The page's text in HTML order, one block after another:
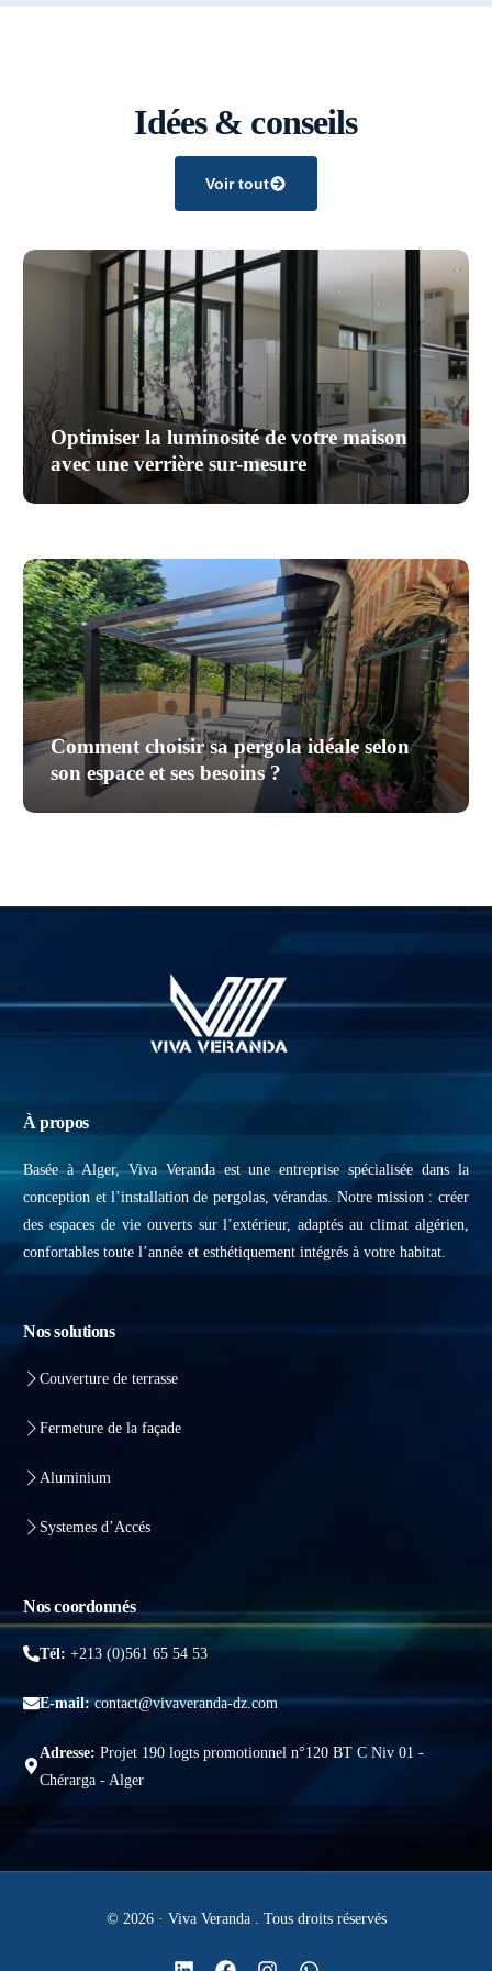
Idées & conseils
Voir tout
Optimiser la luminosité de votre maison
avec une verrière sur-mesure
Comment choisir sa pergola idéale selon
son espace et ses besoins ?
À propos
Basée à Alger, Viva Veranda est une entreprise spécialisée dans la
conception et l’installation de pergolas, vérandas. Notre mission : créer
des espaces de vie ouverts sur l’extérieur, adaptés au climat algérien,
confortables toute l’année et esthétiquement intégrés à votre habitat.
Nos solutions
Couverture de terrasse
Fermeture de la façade
Aluminium
Systemes d’Accés
Nos coordonnés
Tél:+213 (0)561 65 54 53
E-mail:contact@vivaveranda-dz.com
Adresse:Projet 190 logts promotionnel n°120 BT C Niv 01 -
Chérarga - Alger
© 2026 · Viva Veranda . Tous droits réservés